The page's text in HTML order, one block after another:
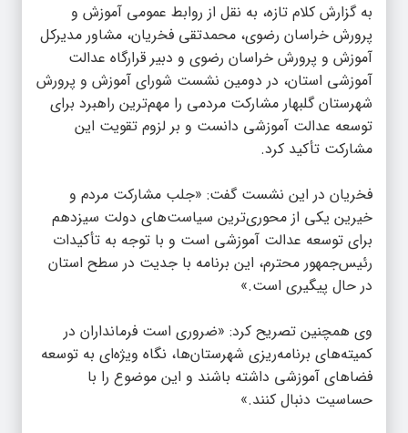
به گزارش کلام تازه، به نقل از روابط عمومی آموزش و
پرورش خراسان رضوی، محمدتقی فخریان، مشاور مدیرکل
آموزش و پرورش خراسان رضوی و دبیر قرارگاه عدالت
آموزشی استان، در دومین نشست شورای آموزش و پرورش
شهرستان گلبهار مشارکت مردمی را مهم‌ترین راهبرد برای
توسعه عدالت آموزشی دانست و بر لزوم تقویت این
مشارکت تأکید کرد.
فخریان در این نشست گفت: «جلب مشارکت مردم و
خیرین یکی از محوری‌ترین سیاست‌های دولت سیزدهم
برای توسعه عدالت آموزشی است و با توجه به تأکیدات
رئیس‌جمهور محترم، این برنامه با جدیت در سطح استان
در حال پیگیری است.»
وی همچنین تصریح کرد: «ضروری است فرمانداران در
کمیته‌های برنامه‌ریزی شهرستان‌ها، نگاه ویژه‌ای به توسعه
فضاهای آموزشی داشته باشند و این موضوع را با
حساسیت دنبال کنند.»